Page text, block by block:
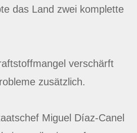
das Land zwei komplette
verschärft
zusätzlich.
Miguel Díaz-Canel